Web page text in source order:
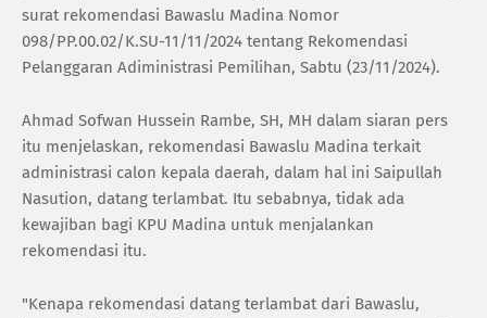
surat rekomendasi Bawaslu Madina Nomor
098/PP.00.02/K.SU-11/11/2024 tentang Rekomendasi
Pelanggaran Adiministrasi Pemilihan, Sabtu (23/11/2024).
Ahmad Sofwan Hussein Rambe, SH, MH dalam siaran pers
itu menjelaskan, rekomendasi Bawaslu Madina terkait
administrasi calon kepala daerah, dalam hal ini Saipullah
Nasution, datang terlambat. Itu sebabnya, tidak ada
kewajiban bagi KPU Madina untuk menjalankan
rekomendasi itu.
"Kenapa rekomendasi datang terlambat dari Bawaslu,